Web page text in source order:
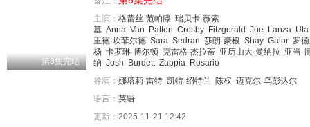
第8集完结
主演： 格蕾丝·范帕滕 瑞贝卡·薇索
基 Anna Van Patten Crosby Fitzgerald Joe Lanza Uta
里德·坎菲尔德 Sara Sedran 莎朗·豪根 Shay Galor 罗
杨 卡罗琳·博尔顿 克雷格·杰拉蒂 亚历山大·曼纳拉 亚当·
纳 Josh Burdett Zappia Rosario
导演： 娜塔莉·雷特 凯特·绍特兰 陈权 迈克尔·乌彭达尔
语言： 英语
更新： 2025-11-21 12:42